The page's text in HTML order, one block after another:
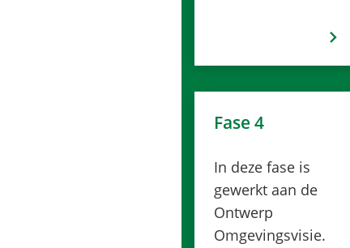
Fase 4
In deze fase is
gewerkt aan de
Ontwerp
Omgevingsvisie.